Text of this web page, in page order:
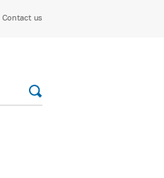
Contact us